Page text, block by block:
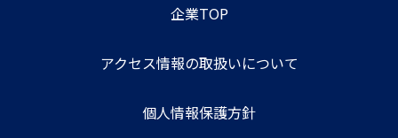
企業TOP
アクセス情報の取扱いについて
個人情報保護方針